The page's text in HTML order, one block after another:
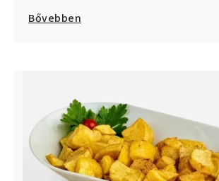
Bővebben